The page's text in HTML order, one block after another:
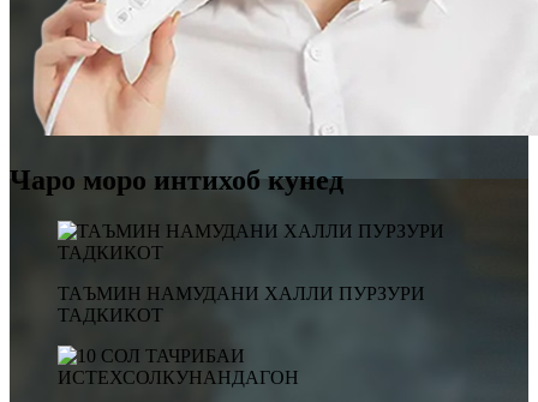
Чаро моро интихоб кунед
ТАЪМИН НАМУДАНИ ХАЛЛИ ПУРЗУРИ
ТАДКИКОТ